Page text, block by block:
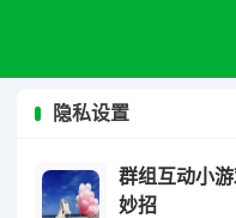
隐私设置
群组互动小
妙招